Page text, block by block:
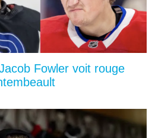
Fowler voit rouge